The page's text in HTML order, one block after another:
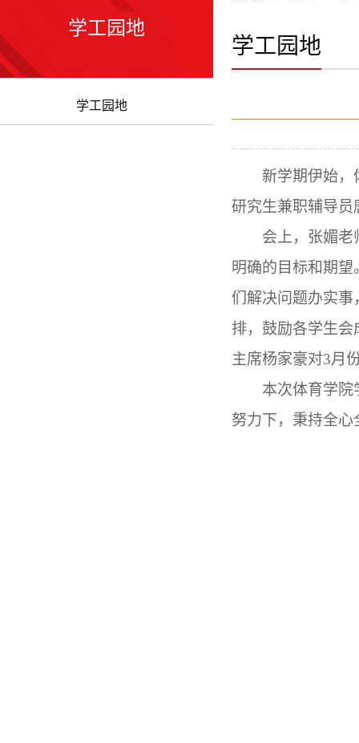
学工园地
学工园地
学工园地
新学期伊始，
研究生兼职辅导员
会上，张媚老
明确的目标和期
们解决问题办实事
排，鼓励各学生
主席杨家豪对3月
本次体育学院
努力下，秉持全